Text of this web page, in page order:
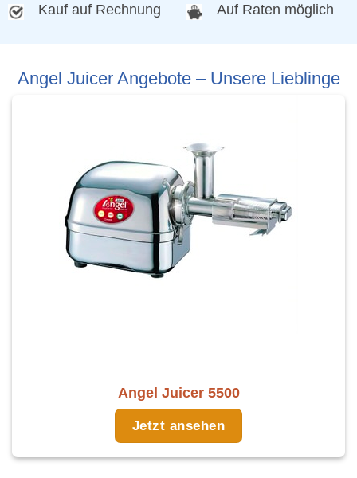
Kauf auf Rechnung Auf Raten möglich
Angel Juicer Angebote – Unsere Lieblinge
Angel Juicer 5500
Jetzt ansehen